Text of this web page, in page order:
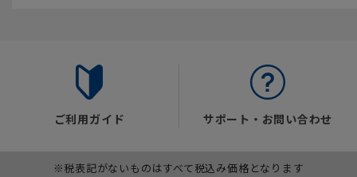
ご利用ガイド サポート・お問い合わせ
※税表記がないものはすべて税込み価格となります